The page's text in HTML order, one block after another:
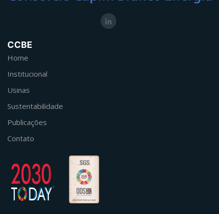
CCBE
Home
Institucional
Usinas
Sustentabilidade
Publicações
Contato